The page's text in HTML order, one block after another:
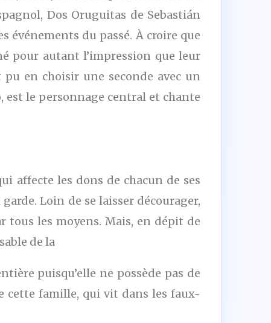
Dos Oruguitas de Sebastián
événements du passé. À croire que
pour autant l’impression que leur
en choisir une seconde avec un
est le personnage central et chante
affecte les dons de chacun de ses
Loin de se laisser décourager,
tous les moyens. Mais, en dépit de
de la
puisqu’elle ne possède pas de
cette famille, qui vit dans les faux-